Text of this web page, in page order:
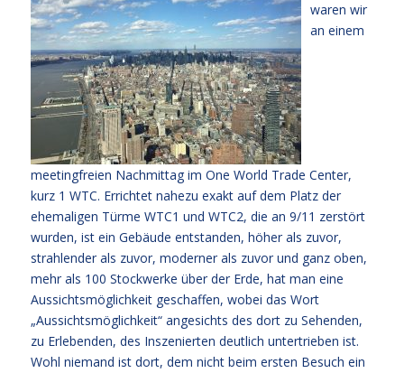
waren wir
an einem
meetingfreien Nachmittag im One World Trade Center,
kurz 1 WTC. Errichtet nahezu exakt auf dem Platz der
ehemaligen Türme WTC1 und WTC2, die an 9/11 zerstört
wurden, ist ein Gebäude entstanden, höher als zuvor,
strahlender als zuvor, moderner als zuvor und ganz oben,
mehr als 100 Stockwerke über der Erde, hat man eine
Aussichtsmöglichkeit geschaffen, wobei das Wort
„Aussichtsmöglichkeit“ angesichts des dort zu Sehenden,
zu Erlebenden, des Inszenierten deutlich untertrieben ist.
Wohl niemand ist dort, dem nicht beim ersten Besuch ein